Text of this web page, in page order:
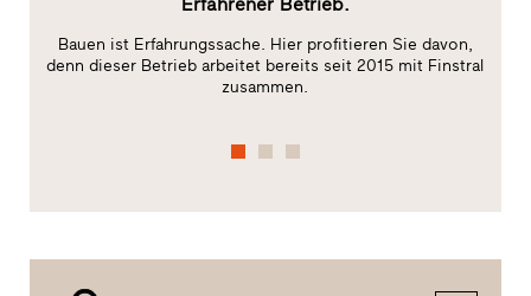
Bauen ist Erfahrungssache. Hier profitieren Sie davon,
denn dieser Betrieb arbeitet bereits seit 2015 mit Finstral
zusammen.